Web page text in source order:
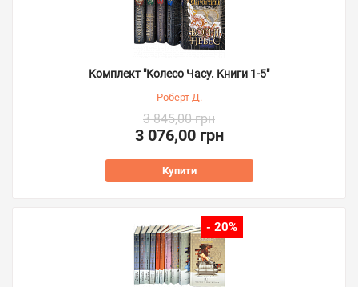
Комплект "Колесо Часу. Книги 1-5"
Роберт Д.
3 845,00 грн
3 076,00 грн
Купити
- 20%